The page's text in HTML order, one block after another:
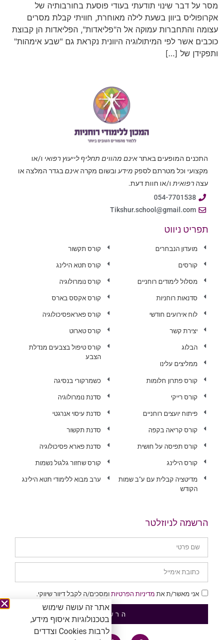
מסר על דבר שינוי תודעתי בעודי פוסעת בחורבותיה של
אקרופוליס ביוון בשעת לילה מאוחרת, חוויתי קבלת מסרים
עצומה והתחברות עמוקה אל ה"פליאדות", הפליאדות הן קבוצת
כוכבים אשר לפי המיתולוגיה היוונית נקראת גם "שבע אימהות"
ותפקידן של […]
התכנים המופעים באתראינם מהווים תחליף לייעוץ רפואי ו/או
מקצועי וכל מטרתם לספק מידע ובשום מקרה אינםבגדר המלצה או
עצה רפואית ו/או חוות דעת.
054-7701538
Tikshur.school@gmail.com
תפריט ניווט
מועדון הנבחרים
קורסים
מסלול לימודים רוחניים
סדנאות רוחניות
לוח אירועים חודשי
יצירת קשר
הבלוג
ממליצים עלינו
קורס תקשור
קורס תטא הילינג
קורס נומרולוגיה
קורס אקסס בארס
קורס פאראפסיכולוגיה
קורס טארוט
קורס טיפול בצבעים מנדלת
הצבע
קורס פתרון חלומות
קורס רייקי
פיתוח יועצים רוחניים
קורס קריאה בקפה
קורס תפיסה על חושית
קורס הילינג
מדיטציה קבלית עם ע"ב שמות
הקודש
כשמרקורי בנסיגה
סדנת נומרולוגיה
סדנת עיסוי אנרגטי
סדנת תקשור
סדנת פארא פסיכולוגיה
קורס שחזור גלגול נשמות
ערב מבוא ללימודי תטא הילינג
הרשמה לניוזלטר
אני מאשר/ת את מדיניות הפרטיות ומסכים/ה לקבל דיוור שיווקי.
הרשמה
אתר זה עושה שימוש
בטכנולוגיות איסוף מידע,
לרבות Cookies וצדדים